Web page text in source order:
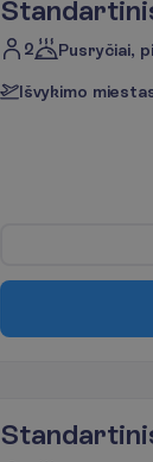
2 Pusryčiai,
Išvykimo miesta